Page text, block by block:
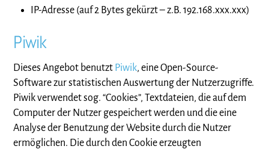
IP-Adresse (auf 2 Bytes gekürzt – z.B. 192.168.xxx.xxx)
Piwik
Dieses Angebot benutzt Piwik, eine Open-Source-
Software zur statistischen Auswertung der Nutzerzugriffe.
Piwik verwendet sog. “Cookies”, Textdateien, die auf dem
Computer der Nutzer gespeichert werden und die eine
Analyse der Benutzung der Website durch die Nutzer
ermöglichen. Die durch den Cookie erzeugten